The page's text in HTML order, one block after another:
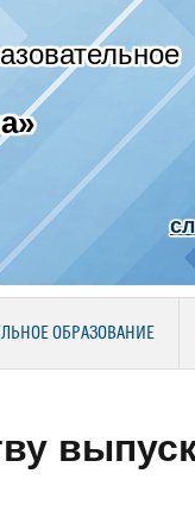
ОБРАЗОВАНИЕ